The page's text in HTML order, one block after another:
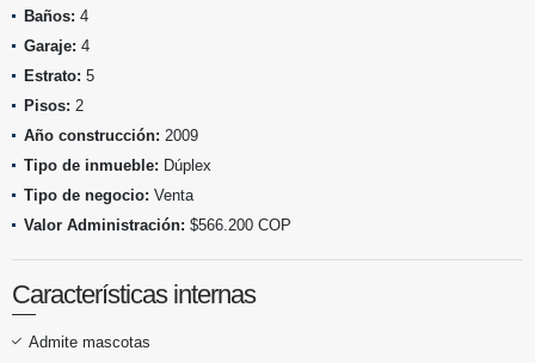
Baños: 4
Garaje: 4
Estrato: 5
Pisos: 2
Año construcción: 2009
Tipo de inmueble: Dúplex
Tipo de negocio: Venta
Valor Administración: $566.200 COP
Características internas
Admite mascotas